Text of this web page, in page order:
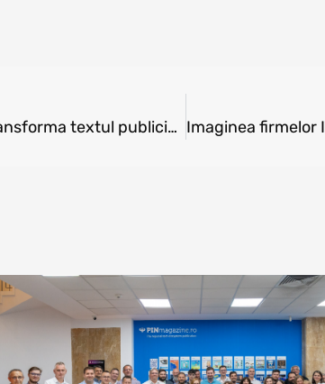
AdTechMedia: O tentativă îndrăzneață de a transforma textul publicistic în bani